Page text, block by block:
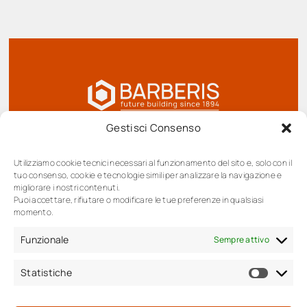
Gestisci Consenso
Utilizziamo cookie tecnici necessari al funzionamento del sito e, solo con il
tuo consenso, cookie e tecnologie simili per analizzare la navigazione e
migliorare i nostri contenuti.
Puoi accettare, rifiutare o modificare le tue preferenze in qualsiasi
momento.
Funzionale Sempre attivo
Statistiche
BARBERIS SPA Società benefit, Corso Barolo
48/A | 12051 Alba (Cn)
Tel+39.0173.280019
info@barberisgroup.it